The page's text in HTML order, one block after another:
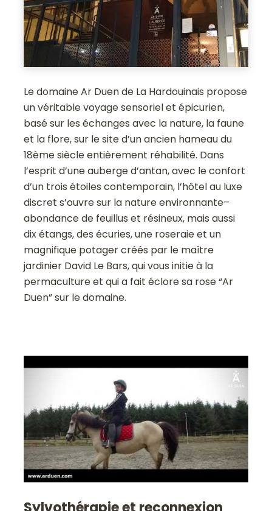
Le domaine Ar Duen de La Hardouinais propose
un véritable voyage sensoriel et épicurien,
basé sur les échanges avec la nature, la faune
et la flore, sur le site d’un ancien hameau du
18ème siècle entièrement réhabilité. Dans
l’esprit d’une auberge d’antan, avec le confort
d’un trois étoiles contemporain, l’hôtel au luxe
discret s’ouvre sur la nature environnante–
abondance de feuillus et résineux, mais aussi
dix étangs, des écuries, une roseraie et un
magnifique potager créés par le maître
jardinier David Le Bars, qui vous initie à la
permaculture et qui a fait éclore sa rose “Ar
Duen” sur le domaine.